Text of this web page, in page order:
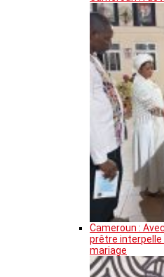
Cameroun :
prêtre interpelle
mariage